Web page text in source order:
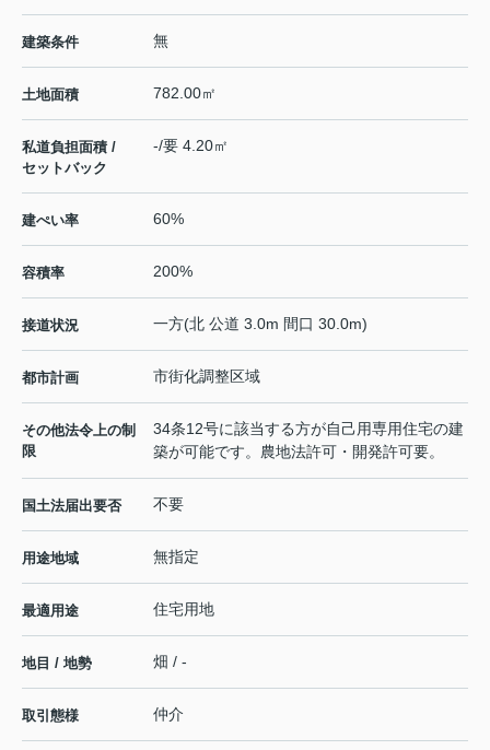
建築条件 無
土地面積 782.00㎡
私道負担面積 /
セットバック
-/要 4.20㎡
建ぺい率 60%
容積率 200%
接道状況 一方(北 公道 3.0m 間口 30.0m)
都市計画 市街化調整区域
その他法令上の制
限
34条12号に該当する方が自己用専用住宅の建
築が可能です。農地法許可・開発許可要。
国土法届出要否 不要
用途地域 無指定
最適用途 住宅用地
地目 / 地勢 畑 / -
取引態様 仲介